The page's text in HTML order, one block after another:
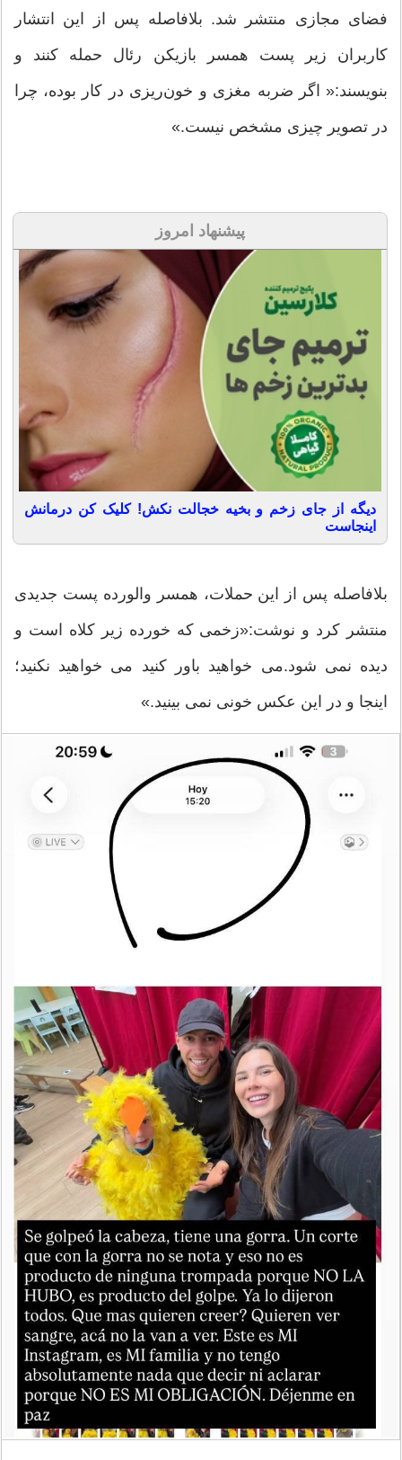
فضای مجازی منتشر شد. بلافاصله پس از این انتشار
کاربران زیر پست همسر بازیکن رئال حمله کنند و
بنویسند:« اگر ضربه مغزی و خون‌ریزی در کار بوده، چرا
در تصویر چیزی مشخص نیست.»
پیشنهاد امروز
دیگه از جای زخم و بخیه خجالت نکش! کلیک کن درمانش
اینجاست
بلافاصله پس از این حملات، همسر والورده پست جدیدی
منتشر کرد و نوشت:«زخمی که خورده زیر کلاه است و
دیده نمی شود.می خواهید باور کنید می خواهید نکنید؛
اینجا و در این عکس خونی نمی بینید.»